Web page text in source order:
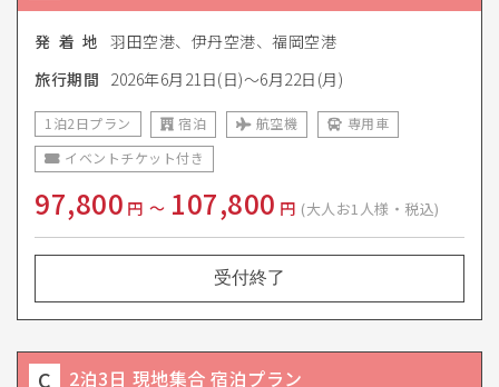
発 着 地 羽田空港、伊丹空港、福岡空港
旅行期間 2026年6月21日(日)～6月22日(月)
1泊2日プラン 宿泊 航空機
専用車
イベントチケット付き
97,800 円 〜 107,800 円 (大人お1人様・税込)
受付終了
C 2泊3日 現地集合 宿泊プラン